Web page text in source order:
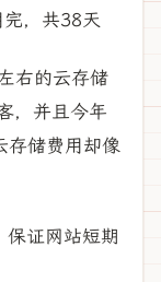
，共38天
右的云存储
，并且今年
存储费用却像
证网站短期